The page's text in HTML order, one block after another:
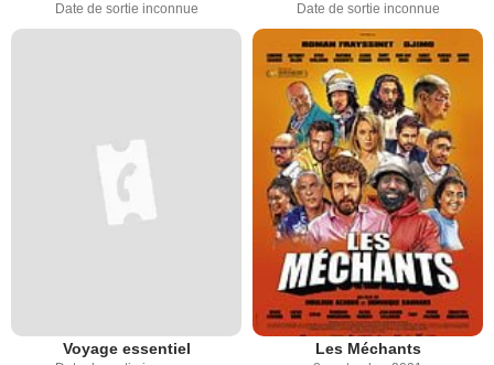
Date de sortie inconnue Date de sortie inconnue
Voyage essentiel Les Méchants